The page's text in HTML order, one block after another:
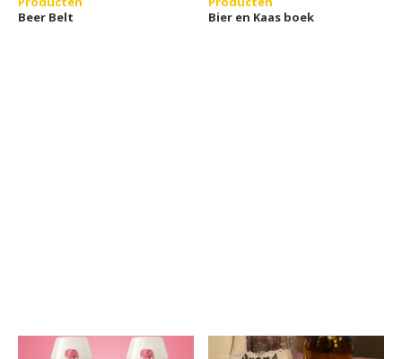
Beer Belt
Bier en Kaas boek